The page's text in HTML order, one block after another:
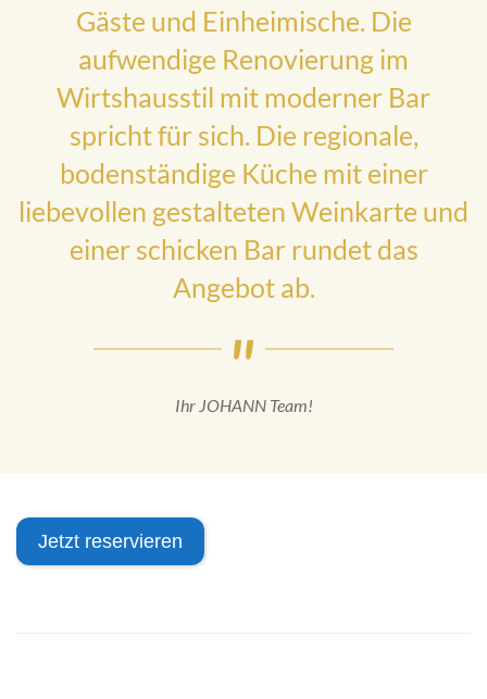
Gäste und Einheimische. Die
aufwendige Renovierung im
Wirtshausstil mit moderner Bar
spricht für sich. Die regionale,
bodenständige Küche mit einer
liebevollen gestalteten Weinkarte und
einer schicken Bar rundet das
Angebot ab.
Ihr JOHANN Team!
Jetzt reservieren